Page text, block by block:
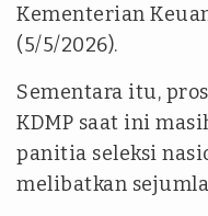
Kementerian
(5/5/2026).
Sementara itu,
KDMP saat ini
panitia seleksi
melibatkan